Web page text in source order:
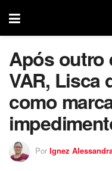
Após outro
VAR, Lisca
como
Por Ignez